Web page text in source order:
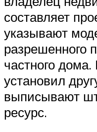
составляет
указывают
разрешенного
частного
установил
выписывают
ресурс.